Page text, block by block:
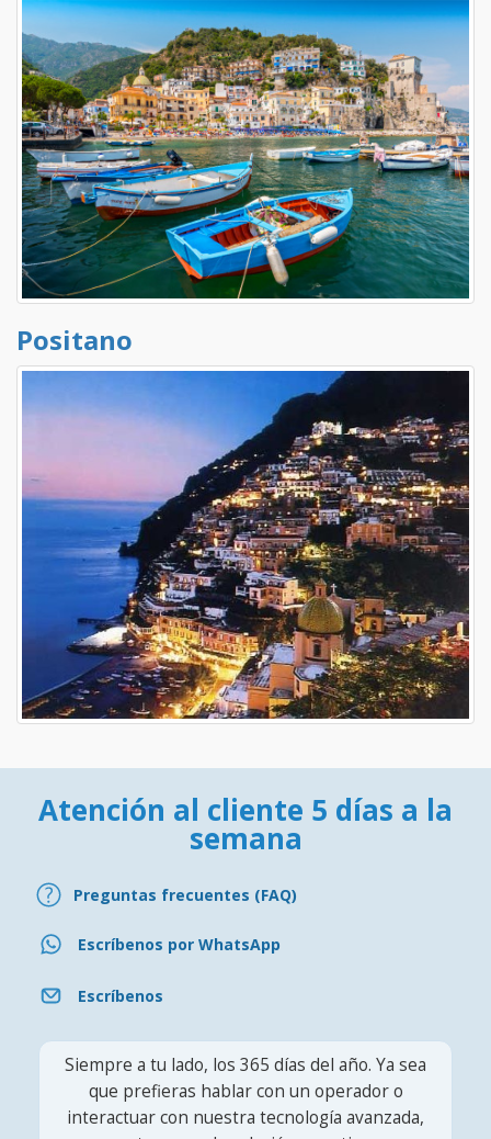
Positano
Atención al cliente 5 días a la
semana
Preguntas frecuentes (FAQ)
Escríbenos por WhatsApp
Escríbenos
Siempre a tu lado, los 365 días del año. Ya sea
que prefieras hablar con un operador o
interactuar con nuestra tecnología avanzada,